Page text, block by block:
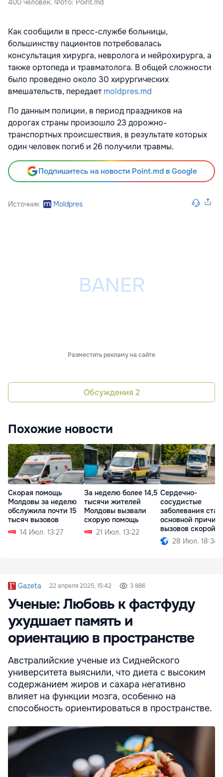
400 человек. Фото: Point.md
Как сообщили в пресс-службе больницы,
большинству пациентов потребовалась
консультация хирурга, невролога и нейрохирурга, а
также ортопеда и травматолога. В общей сложности
было проведено около 30 хирургических
вмешательств, передаетmoldpres.md
По данным полиции, в период праздников на
дорогах страны произошло 23 дорожно-
транспортных происшествия, в результате которых
один человек погиб и 26 получили травмы.
Подпишитесь на новости Point.md в Google
Источник Moldpres
Разместить рекламу на сайте
Обсуждения 2
Похожие новости
Скорая помощь
Молдовы за неделю
обслужила почти 15
тысяч вызовов
14 Июл. 13:27
За неделю более 14,5
тысячи жителей
Молдовы вызвали
скорую помощь
21 Июл. 13:22
Сердечно-
сосудистые
заболевания
основной
вызовов скорой
помощи
28 Июл. 18:34
Gazeta 22 апреля 2025, 15:42 3 886
Ученые: Любовь к фастфуду
ухудшает память и
ориентацию в пространстве
Австралийские ученые из Сиднейского
университета выяснили, что диета с высоким
содержанием жиров и сахара негативно
влияет на функции мозга, особенно на
способность ориентироваться в пространстве.